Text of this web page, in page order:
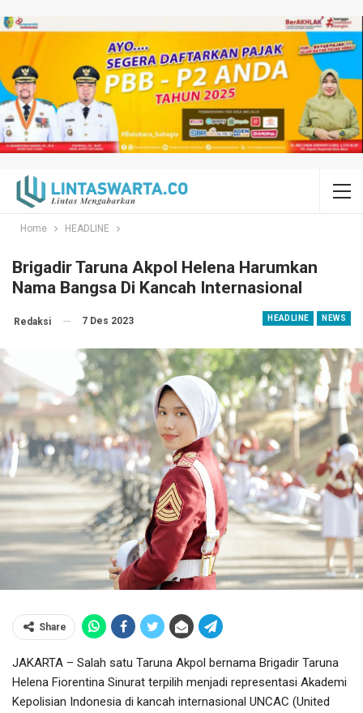
Home HEADLINE
Brigadir Taruna Akpol Helena Harumkan
Nama Bangsa Di Kancah Internasional
HEADLINE NEWS
Redaksi 7 Des 2023
Share
JAKARTA – Salah satu Taruna Akpol bernama Brigadir Taruna
Helena Fiorentina Sinurat terpilih menjadi representasi Akademi
Kepolisian Indonesia di kancah internasional UNCAC (United